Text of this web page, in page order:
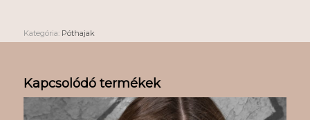
Kategória: Póthajak
Kapcsolódó termékek